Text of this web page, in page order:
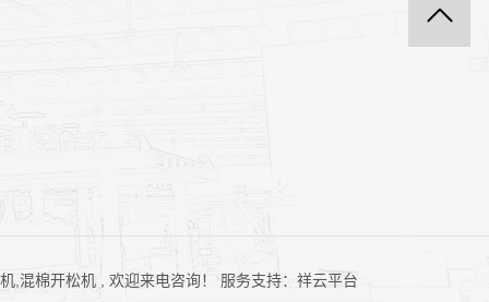
混棉开松机 , 欢迎来电咨询！ 服务支持： 祥云平台